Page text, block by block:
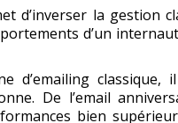
d’inverser la gestion
d’un
d’emailing
De l’email
bien